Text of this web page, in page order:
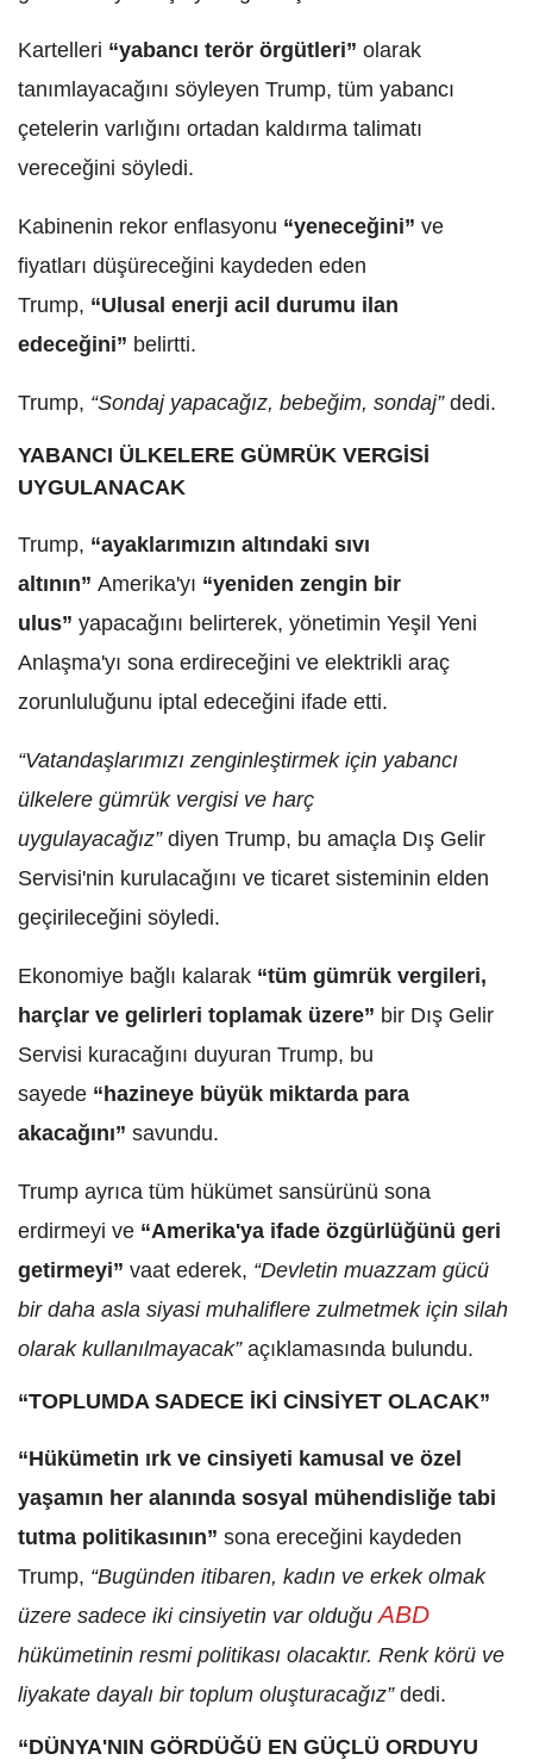
Kartelleri “yabancı terör örgütleri” olarak
tanımlayacağını söyleyen Trump, tüm yabancı
çetelerin varlığını ortadan kaldırma talimatı
vereceğini söyledi.
Kabinenin rekor enflasyonu “yeneceğini” ve
fiyatları düşüreceğini kaydeden eden
Trump, “Ulusal enerji acil durumu ilan
edeceğini” belirtti.
Trump, “Sondaj yapacağız, bebeğim, sondaj”dedi.
YABANCI ÜLKELERE GÜMRÜK VERGİSİ
UYGULANACAK
Trump, “ayaklarımızın altındaki sıvı
altının” Amerika'yı “yeniden zengin bir
ulus” yapacağını belirterek, yönetimin Yeşil Yeni
Anlaşma'yı sona erdireceğini ve elektrikli araç
zorunluluğunu iptal edeceğini ifade etti.
“Vatandaşlarımızı zenginleştirmek için yabancı
ülkelere gümrük vergisi ve harç
uygulayacağız”diyen Trump, bu amaçla Dış Gelir
Servisi'nin kurulacağını ve ticaret sisteminin elden
geçirileceğini söyledi.
Ekonomiye bağlı kalarak “tüm gümrük vergileri,
harçlar ve gelirleri toplamak üzere” bir Dış Gelir
Servisi kuracağını duyuran Trump, bu
sayede “hazineye büyük miktarda para
akacağını” savundu.
Trump ayrıca tüm hükümet sansürünü sona
erdirmeyi ve “Amerika'ya ifade özgürlüğünü geri
getirmeyi” vaat ederek, “Devletin muazzam gücü
bir daha asla siyasi muhaliflere zulmetmek için silah
olarak kullanılmayacak”açıklamasında bulundu.
“TOPLUMDA SADECE İKİ CİNSİYET OLACAK”
“Hükümetin ırk ve cinsiyeti kamusal ve özel
yaşamın her alanında sosyal mühendisliğe tabi
tutma politikasının” sona ereceğini kaydeden
Trump, “Bugünden itibaren, kadın ve erkek olmak
üzere sadece iki cinsiyetin var olduğu ABD
hükümetinin resmi politikası olacaktır. Renk körü ve
liyakate dayalı bir toplum oluşturacağız”dedi.
“DÜNYA'NIN GÖRDÜĞÜ EN GÜÇLÜ ORDUYU